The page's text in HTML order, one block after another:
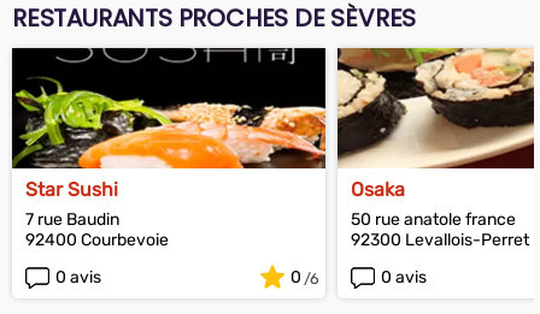
RESTAURANTS PROCHES DE SÈVRES
Star Sushi
7 rue Baudin
92400 Courbevoie
0 avis
0
Osaka
50 rue anatole france
92300 Levallois-Perret
0 avis